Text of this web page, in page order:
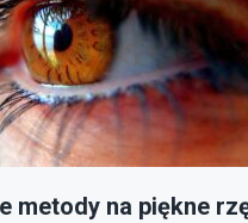
metody na piękne